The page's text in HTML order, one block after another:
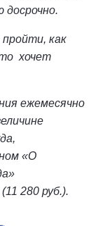
досрочно.
как
хочет
ежемесячно
«О
280 руб.).